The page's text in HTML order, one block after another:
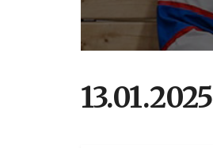
13.01.2025